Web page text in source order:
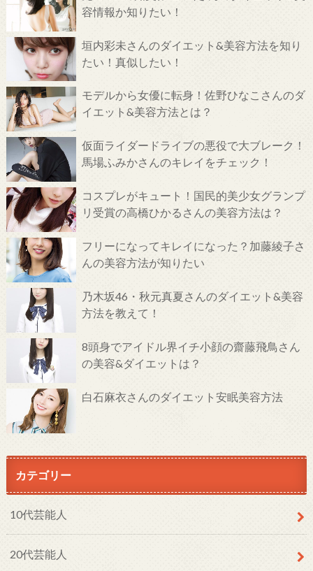
容情報か知りたい！
垣内彩未さんのダイエット&美容方法を知り
たい！真似したい！
モデルから女優に転身！佐野ひなこさんのダ
イエット&美容方法とは？
仮面ライダードライブの悪役で大ブレーク！
馬場ふみかさんのキレイをチェック！
コスプレがキュート！国民的美少女グランプ
リ受賞の高橋ひかるさんの美容方法は？
フリーになってキレイになった？加藤綾子さ
んの美容方法が知りたい
乃木坂46・秋元真夏さんのダイエット&美容
方法を教えて！
8頭身でアイドル界イチ小顔の齋藤飛鳥さん
の美容&ダイエットは？
白石麻衣さんのダイエット安眠美容方法
カテゴリー
10代芸能人
20代芸能人